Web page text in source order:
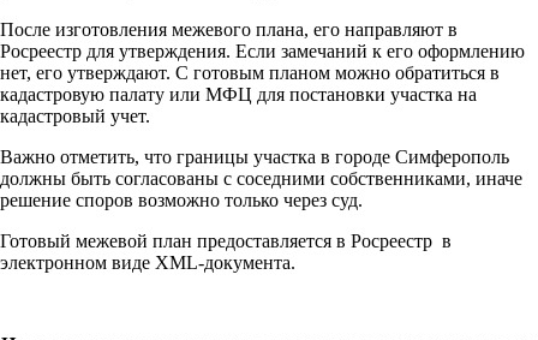
После изготовления межевого плана, его направляют в
Росреестр для утверждения. Если замечаний к его оформлению
нет, его утверждают. С готовым планом можно обратиться в
кадастровую палату или МФЦ для постановки участка на
кадастровый учет.
Важно отметить, что границы участка в городе Симферополь
должны быть согласованы с соседними собственниками, иначе
решение споров возможно только через суд.
Готовый межевой план предоставляется в Росреестр в
электронном виде XML-документа.